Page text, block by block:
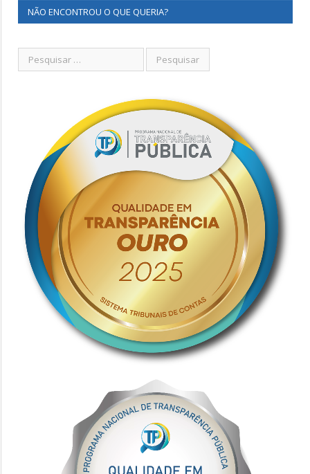
NÃO ENCONTROU O QUE QUERIA?